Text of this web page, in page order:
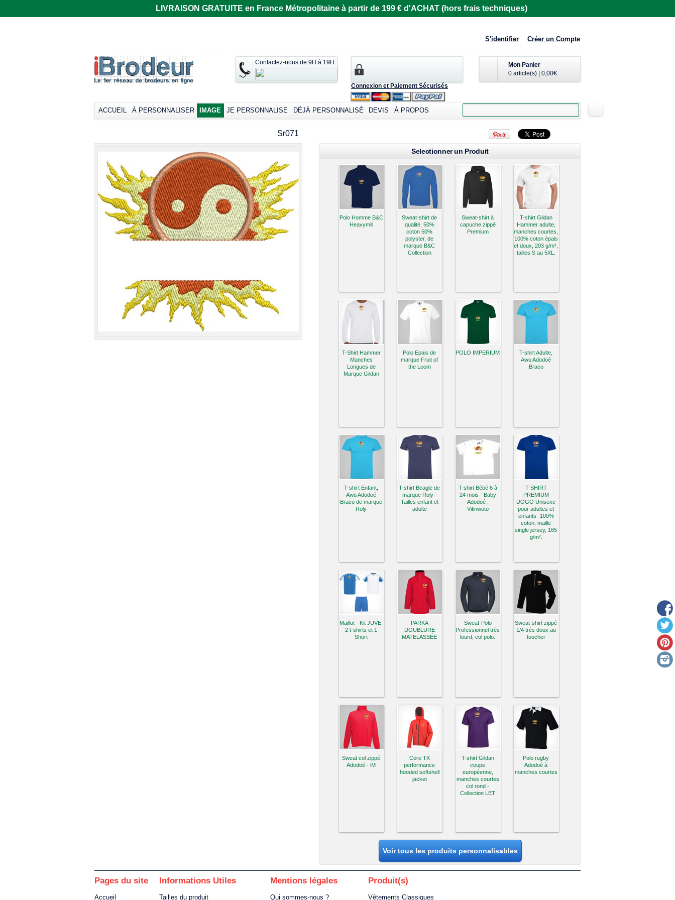
LIVRAISON GRATUITE en France Métropolitaine à partir de 199 € d'ACHAT (hors frais techniques)
S'identifier Créer un Compte
Mon Panier
0 article(s)
0,00€
Connexion et Paiement Sécurisés
Contactez-nous de 9H à 19H
ACCUEIL À PERSONNALISER IMAGE JE PERSONNALISE DÉJÀ PERSONNALISÉ DEVIS À PROPOS
Sr071
européenne,
manches courtes
col rond -
Collection LET
*
courtes
Broder dès33,66€
*
Selectionner un Produit
Polo Homme B&C
Heavymill
Sweat-shirt de
qualité, 50%
coton 50%
polyster, de
marque B&C
Collection
Sweat-shirt à
capuche zippé
Premium
T-shirt Gildan
Hammer adulte,
manches courtes,
100% coton épais
et doux, 203 g/m²,
tailles S au 5XL.
T-Shirt Hammer
Manches
Longues de
Marque Gildan
Polo Epais de
marque Fruit of
the Loom
POLO IMPERIUM
T-shirt Adulte,
Awu Adodoé
Braco
T-shirt Enfant,
Awu Adodoé
Braco de marque
Roly
T-shirt Beagle de
marque Roly -
Tailles enfant et
adulte
T-shirt Bébé 6 à
24 mois - Baby
Adodoé ,
Vifinwoto
T-SHIRT
PREMIUM
DOGO Unisexe
pour adultes et
enfants -100%
coton, maille
single jersey, 165
g/m².
Maillot - Kit JUVE:
2 t-shirts et 1
Short
PARKA
DOUBLURE
MATELASSÉE
Sweat-Polo
Professionnel très
lourd, col polo.
Sweat-shirt zippé
1/4 très doux au
toucher
Sweat col zippé
Adodoé - iM
Core TX
performance
hooded softshell
jacket
T-shirt Gildan
coupe
européenne,
manches courtes
col rond -
Collection LET
Polo rugby
Adodoé à
manches courtes
Voir tous les produits personnalisables
Pages du site
Accueil
Informations Utiles
Tailles du produit
Mentions légales
Qui sommes-nous ?
Produit(s)
Vêtements Classiques